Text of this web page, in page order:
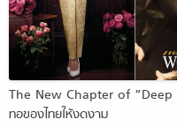
The New Chapter of
ทอของไทยให้งดงาม